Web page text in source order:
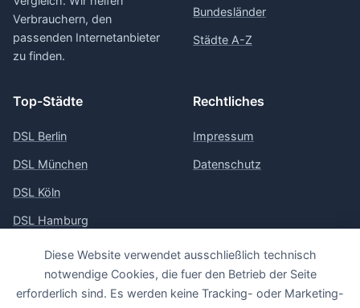
Verbrauchern, den
passenden Internetanbieter
zu finden.
Bundesländer
Städte A-Z
Top-Städte
DSL Berlin
DSL München
DSL Köln
DSL Hamburg
DSL Frankfurt
Rechtliches
Impressum
Datenschutz
Diese Website verwendet ausschließlich technisch
notwendige Cookies, die fuer den Betrieb der Seite
erforderlich sind. Es werden keine Tracking- oder Marketing-